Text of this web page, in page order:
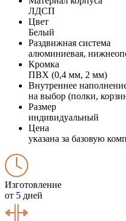
ЛДСП
Цвет
Белый
Раздвижная система
алюминиевая,
Кромка
ПВХ (0,4 мм, 2 мм)
Внутреннее
на выбор (полки,
Размер
индивидуальный
Цена
указана за базовую
Изготовление
от 5 дней